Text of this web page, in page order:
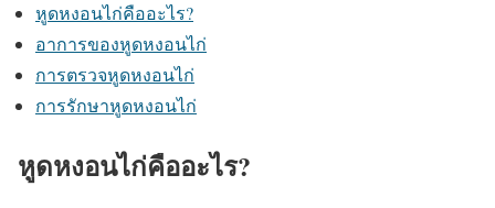
หูดหงอนไก่คืออะไร?
อาการของหูดหงอนไก่
การตรวจหูดหงอนไก่
การรักษาหูดหงอนไก่
หูดหงอนไก่คืออะไร?